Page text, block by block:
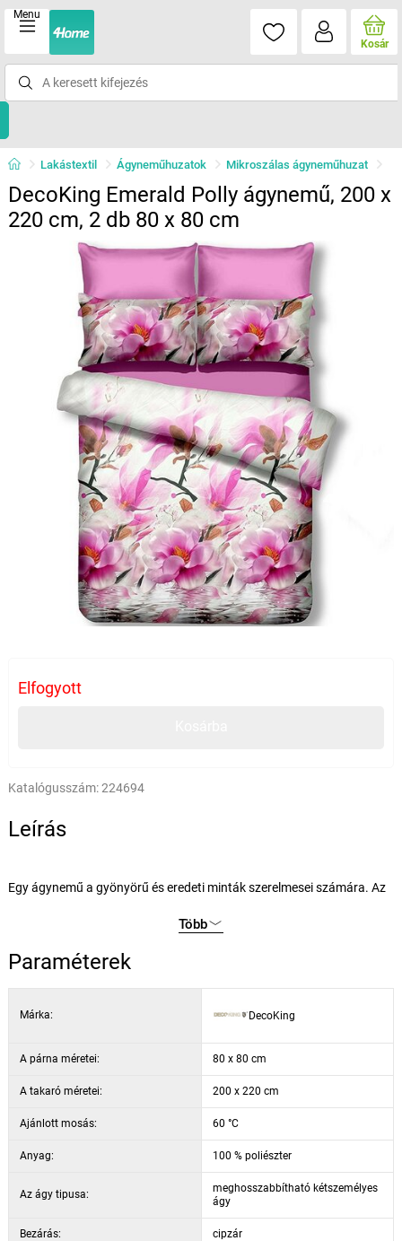
Menu
Kosár
Lakástextil Ágyneműhuzatok Mikroszálas ágyneműhuzat
DecoKing Emerald Polly ágynemű, 200 x
220 cm, 2 db 80 x 80 cm
Elfogyott
Katalógusszám:224694
Leírás
Egy ágynemű a gyönyörű és eredeti minták szerelmesei számára. Az
álmokról és a maximális komfortérzetről a pihenés során.
1 db paplanhuzat, 200 x 220 cm
Több
Paraméterek
Márka: DecoKing
A párna méretei: 80 x 80 cm
A takaró méretei: 200 x 220 cm
Ajánlott mosás: 60 °C
Anyag: 100 % poliészter
Az ágy tipusa:
meghosszabbítható kétszemélyes
ágy
Bezárás: cipzár